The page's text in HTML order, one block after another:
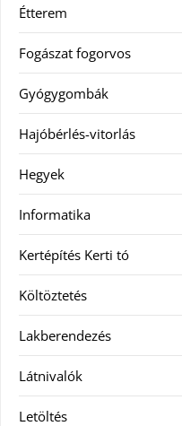
Étterem
Fogászat fogorvos
Gyógygombák
Hajóbérlés-vitorlás
Hegyek
Informatika
Kertépítés Kerti tó
Költöztetés
Lakberendezés
Látnivalók
Letöltés